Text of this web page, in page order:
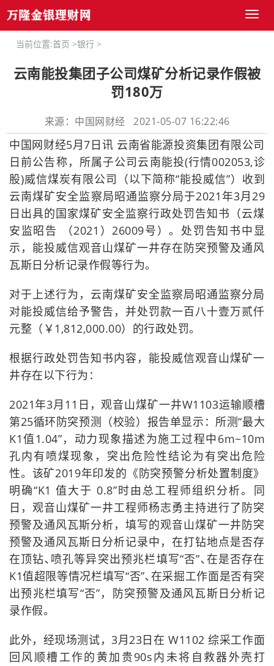
Toggle
当前位置:首页 >银行 >
云南能投集团子公司煤矿分析记录作假被
罚180万
来源：中国网财经 2021-05-07 16:22:46
中国网财经5月7日讯 云南省能源投资集团有限公司
日前公告称，所属子公司云南能投(行情002053,诊
股)威信煤炭有限公司（以下简称“能投威信”）收到
云南煤矿安全监察局昭通监察分局于2021年3月29
日出具的国家煤矿安全监察行政处罚告知书（云煤
安监昭告 （2021）26009号）。处罚告知书中显
示，能投威信观音山煤矿一井存在防突预警及通风
瓦斯日分析记录作假等行为。
对于上述行为，云南煤矿安全监察局昭通监察分局
对能投威信给予警告，并处罚款一百八十壹万贰仟
元整（￥1,812,000.00）的行政处罚。
根据行政处罚告知书内容，能投威信观音山煤矿一
井存在以下行为：
2021年3月11日，观音山煤矿一井W1103运输顺槽
第25循环防突预测（校验）报告单显示：所测“最大
K1值1.04”，动力现象描述为施工过程中6m~10m
孔内有喷煤现象，突出危险性结论为有突出危险
性。该矿2019年印发的《防突预警分析处置制度》
明确“K1 值大于 0.8”时由总工程师组织分析。同
日，观音山煤矿一井工程师杨志勇主持进行了防突
预警及通风瓦斯分析，填写的观音山煤矿一井防突
预警及通风瓦斯日分析记录中，在打钻地点是否存
在顶钻､喷孔等异突出预兆栏填写“否”､在是否存在
K1值超限等情况栏填写“否”､在采掘工作面是否有突
出预兆栏填写“否”，防突预警及通风瓦斯日分析记
录作假。
此外，经现场测试，3月23日在 W1102 综采工作面
回风顺槽工作的黄加贵90s内未将自救器外壳打